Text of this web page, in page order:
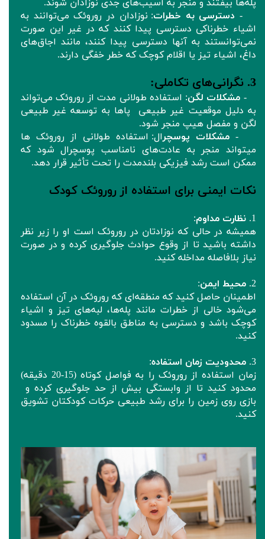
پله‌ها بیفتند و منجر به آسیب‌های جدی نوزادان شوند.
- دسترسی به خطرات: نوزادان در روروئک‌ می‌توانند به
اشیاء خطرناکی دسترسی پیدا کنند که در غیر این صورت
نمی‌توانستند به آنها دسترسی پیدا کنند، مانند اجاق‌های
داغ، اشیاء تیز یا اقلام کوچک که خطر خفگی دارند.
3. نگرانی‌های تکاملی:
- مشکلات لگن: استفاده طولانی مدت از روروئک‌ می‌تواند
به دلیل موقعیت غیر طبیعی پاها به توسعه غیر طبیعی
لگن و مفصل هیپ منجر شود.
- مشکلات پوسچرال: استفاده طولانی از روروئک ها
میتواند منجر به عادت‌های نامناسب پوسچرال شود که
ممکن است رشد فیزیکی بلندمدت را تحت تأثیر قرار دهد.
نکات ایمنی برای استفاده از روروئک‌ کودک
1. نظارت مداوم:
همیشه در حالی که نوزادتان در روروئک‌ است او را زیر نظر
داشته باشید تا از وقوع حوادث جلوگیری کرده و در صورت
نیاز بلافاصله مداخله کنید.
2. محیط ایمن:
اطمینان حاصل کنید که منطقه‌ای که روروئک‌ در آن استفاده
می‌شود خالی از خطرات مانند پله‌ها، لبه‌های تیز و اشیاء
کوچک باشد و دسترسی به مناطق بالقوه خطرناک را مسدود
کنید.
3. محدودیت زمان استفاده:
زمان استفاده از روروئک‌ را به فواصل کوتاه (15-20 دقیقه)
محدود کنید تا از وابستگی بیش از حد جلوگیری کرده و
بازی روی زمین را برای رشد طبیعی حرکات کودکتان تشویق
کنید.